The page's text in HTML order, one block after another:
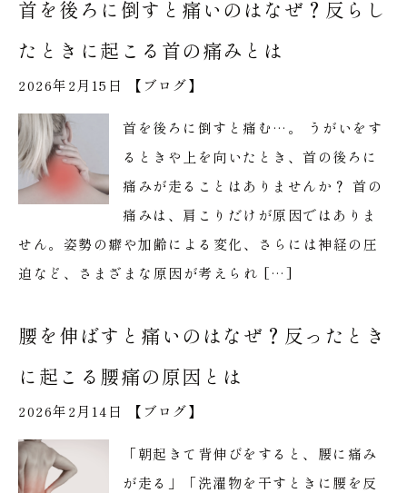
首を後ろに倒すと痛いのはなぜ？反らし
たときに起こる首の痛みとは
2026年2月15日 【 ブログ】
首を後ろに倒すと痛む…。 うがいをす
るときや上を向いたとき、首の後ろに
痛みが走ることはありませんか？ 首の
痛みは、肩こりだけが原因ではありま
せん。姿勢の癖や加齢による変化、さらには神経の圧
迫など、さまざまな原因が考えられ […]
腰を伸ばすと痛いのはなぜ？反ったとき
に起こる腰痛の原因とは
2026年2月14日 【 ブログ】
「朝起きて背伸びをすると、腰に痛み
が走る」「洗濯物を干すときに腰を反